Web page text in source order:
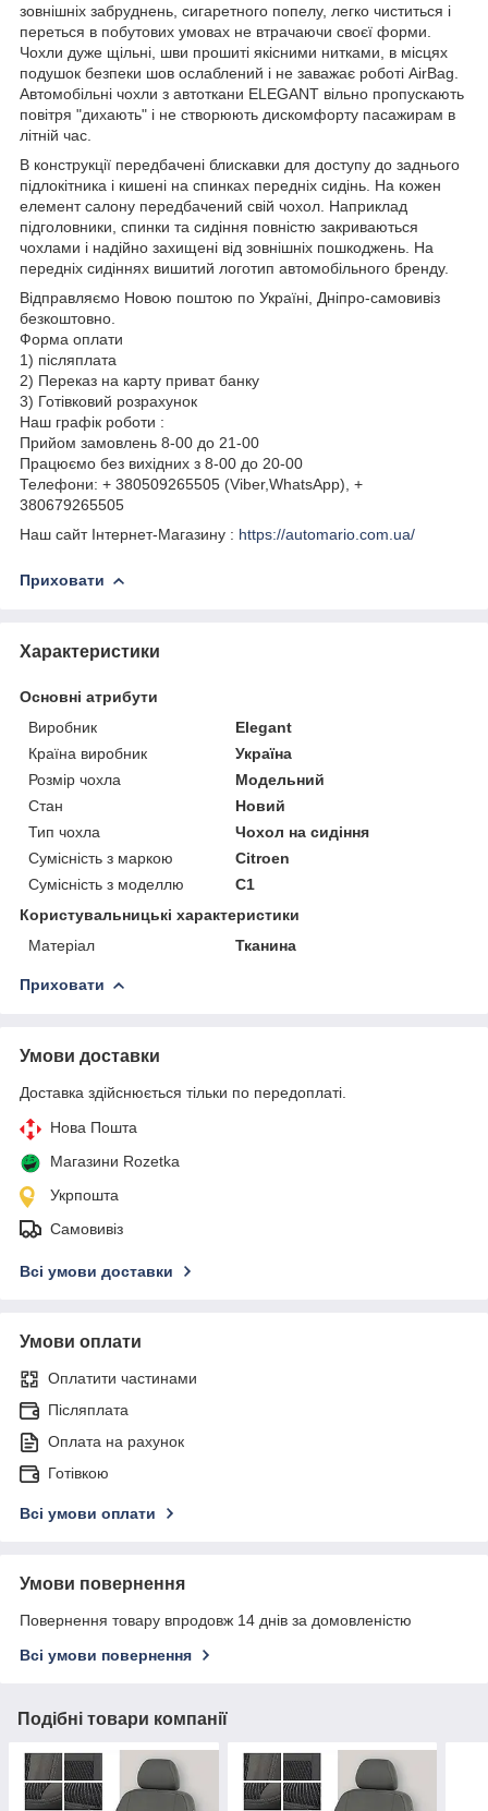
зовнішніх забруднень, сигаретного попелу, легко чиститься і
переться в побутових умовах не втрачаючи своєї форми.
Чохли дуже щільні, шви прошиті якісними нитками, в місцях
подушок безпеки шов ослаблений і не заважає роботі AirBag.
Автомобільні чохли з автоткани ELEGANT вільно пропускають
повітря "дихають" і не створюють дискомфорту пасажирам в
літній час.
В конструкції передбачені блискавки для доступу до заднього
підлокітника і кишені на спинках передніх сидінь. На кожен
елемент салону передбачений свій чохол. Наприклад
підголовники, спинки та сидіння повністю закриваються
чохлами і надійно захищені від зовнішніх пошкоджень. На
передніх сидіннях вишитий логотип автомобільного бренду.
Відправляємо Новою поштою по Україні, Дніпро-самовивіз
безкоштовно.
Форма оплати
1) післяплата
2) Переказ на карту приват банку
3) Готівковий розрахунок
Наш графік роботи :
Прийом замовлень 8-00 до 21-00
Працюємо без вихідних з 8-00 до 20-00
Телефони: + 380509265505 (Viber,WhatsApp), +
380679265505
Наш сайт Інтернет-Магазину : https://automario.com.ua/
Приховати
Характеристики
Основні атрибути
Виробник
Elegant
Країна виробник
Україна
Розмір чохла
Модельний
Стан
Новий
Тип чохла
Чохол на сидіння
Сумісність з маркою
Citroen
Сумісність з моделлю
C1
Користувальницькі характеристики
Матеріал
Тканина
Приховати
Умови доставки
Доставка здійснюється тільки по передоплаті.
Нова Пошта
Магазини Rozetka
Укрпошта
Самовивіз
Всі умови доставки
Умови оплати
Оплатити частинами
Післяплата
Оплата на рахунок
Готівкою
Всі умови оплати
Умови повернення
Повернення товару впродовж 14 днів за домовленістю
Всі умови повернення
Подібні товари компанії